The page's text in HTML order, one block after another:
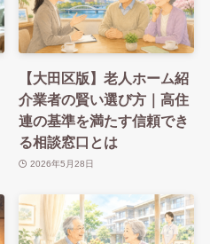
【大田区版】老人ホーム紹
介業者の賢い選び方｜高住
連の基準を満たす信頼でき
る相談窓口とは
2026年5月28日